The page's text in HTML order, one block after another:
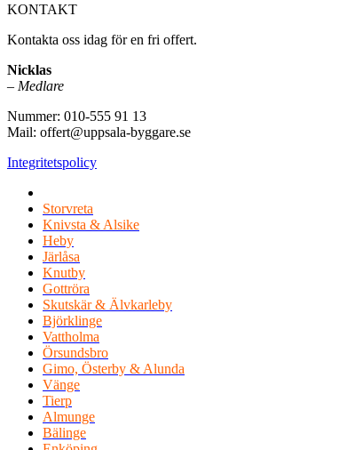
KONTAKT
Kontakta oss idag för en fri offert.
Nicklas
– Medlare
Nummer: 010-555 91 13
Mail: offert@uppsala-byggare.se
Integritetspolicy
Storvreta
Knivsta & Alsike
Heby
Järlåsa
Knutby
Gottröra
Skutskär & Älvkarleby
Björklinge
Vattholma
Örsundsbro
Gimo, Österby & Alunda
Vänge
Tierp
Almunge
Bälinge